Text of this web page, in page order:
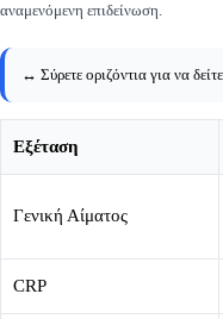
αναμενόμενη επιδείνωση.
↔️ Σύρετε οριζόντια για να
Εξέταση
Γενική Αίματος
CRP